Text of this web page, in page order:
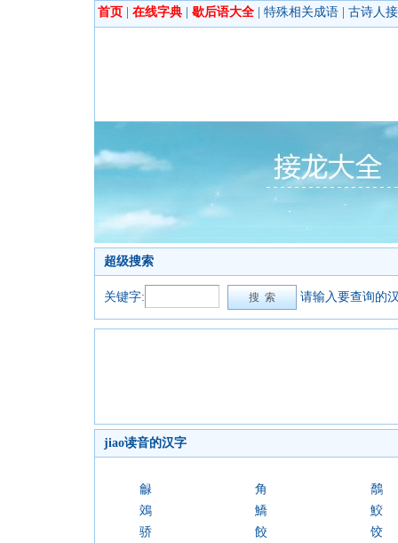
首页 在线字典 歇后语大全 特殊相关成语 古诗人
超级搜索
关键字: 请输入要查询的
jiao读音的汉字
龣 角
鷮
鵁
鱎
鮫
骄
餃
饺